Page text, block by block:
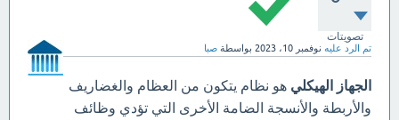
تصويتات
تم الرد عليه نوفمبر 10، 2023 بواسطة صبا
الجهاز الهيكلي هو نظام يتكون من العظام والغضاريف
والأربطة والأنسجة الضامة الأخرى التي تؤدي وظائف